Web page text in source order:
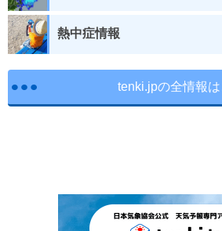
熱中症情報
tenki.jpの全情報